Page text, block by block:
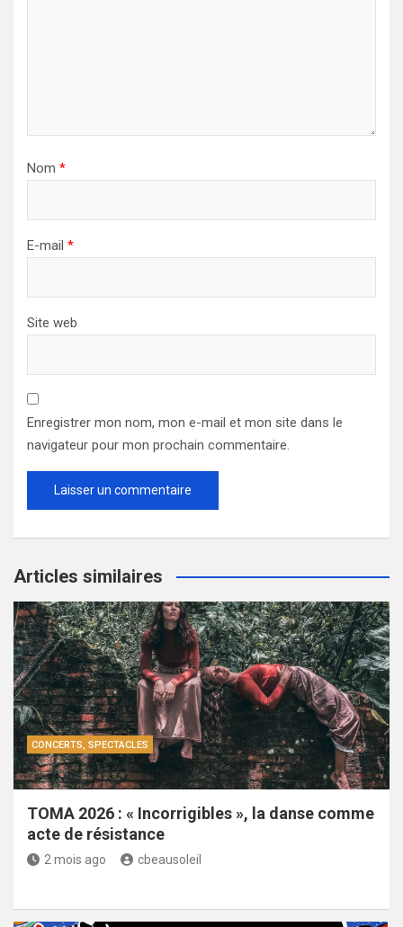
Nom *
E-mail *
Site web
Enregistrer mon nom, mon e-mail et mon site dans le
navigateur pour mon prochain commentaire.
Articles similaires
CONCERTS, SPECTACLES
TOMA 2026 : « Incorrigibles », la danse comme
acte de résistance
2 mois ago cbeausoleil